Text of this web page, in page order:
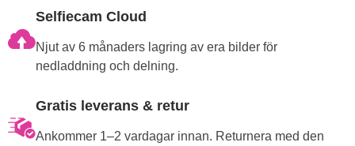
Selfiecam Cloud
Njut av 6 månaders lagring av era bilder för
nedladdning och delning.
Gratis leverans & retur
Ankommer 1–2 vardagar innan. Returnera med den